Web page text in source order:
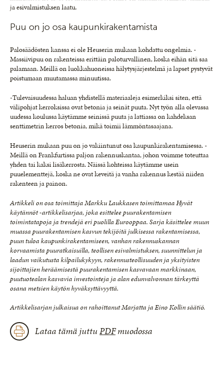
ja esivalmistuksen laatu.
Puu on jo osa kaupunkirakentamista
Palosäädösten kanssa ei ole Heuserin mukaan kohdattu ongelmia. -
Massiivipuu on rakenteissa erittäin paloturvallinen, koska eihän sitä saa
palamaan. Meillä on luokkahuoneissa hälytysjärjestelmä ja lapset pystyvät
poistumaan muutamassa minuutissa.
-Tulevaisuudessa haluan yhdistellä materiaaleja esimerkiksi siten, että
välipohjat kerroksissa ovat betonia ja seinät puuta. Nyt työn alla olevassa
uudessa koulussa käytämme seinissä puuta ja lattiassa on kahdeksan
senttimetrin kerros betonia, mikä toimii lämmöntasaajana.
Heuserin mukaan puu on jo vakiintunut osa kaupunkirakentamisessa. -
Meillä on Frankfurtissa paljon rakennuskantaa, johon voimme toteuttaa
yhden tai kaksi lisäkerrosta. Näissä kohteissa käytämme usein
puuelementtejä, koska ne ovat keveitä ja vanha rakennus kestää niiden
rakenteen ja painon.
Artikkeli on osa toimittaja Markku Laukkasen toimittamaa Hyvät
käytännöt -artikkelisarjaa, joka esittelee puurakentamisen
toimintatapoja ja trendejä eri puolilla Eurooppaa. Sarja käsittelee muun
muassa puurakentamisen kasvun tekijöitä julkisessa rakentamisessa,
puun tuloa kaupunkirakentamiseen, vanhan rakennuskannan
korvaamista puuratkaisuilla, teollisen esivalmistuksen, suunnittelun ja
laadun vaikutusta kilpailukykyyn, rakennusteollisuuden ja yksityisten
sijoittajien heräämisestä puurakentamisen kasvavaan markkinaan,
puutuotealan kasvavia investointeja ja alan edunvalvonnan tärkeyttä
osana metsien käytön hyväksyttävyyttä.
Artikkelisarjan julkaisua on rahoittanut Marjatta ja Eino Kollin säätiö.
Lataa tämä juttu PDFmuodossa